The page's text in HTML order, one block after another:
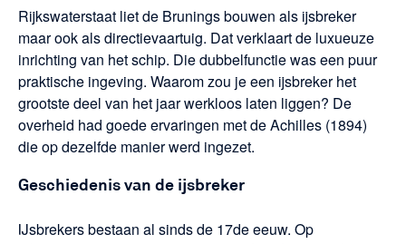
Rijkswaterstaat liet de Brunings bouwen als ijsbreker
maar ook als directievaartuig. Dat verklaart de luxueuze
inrichting van het schip. Die dubbelfunctie was een puur
praktische ingeving. Waarom zou je een ijsbreker het
grootste deel van het jaar werkloos laten liggen? De
overheid had goede ervaringen met de Achilles (1894)
die op dezelfde manier werd ingezet.
Geschiedenis van de ijsbreker
IJsbrekers bestaan al sinds de 17de eeuw. Op